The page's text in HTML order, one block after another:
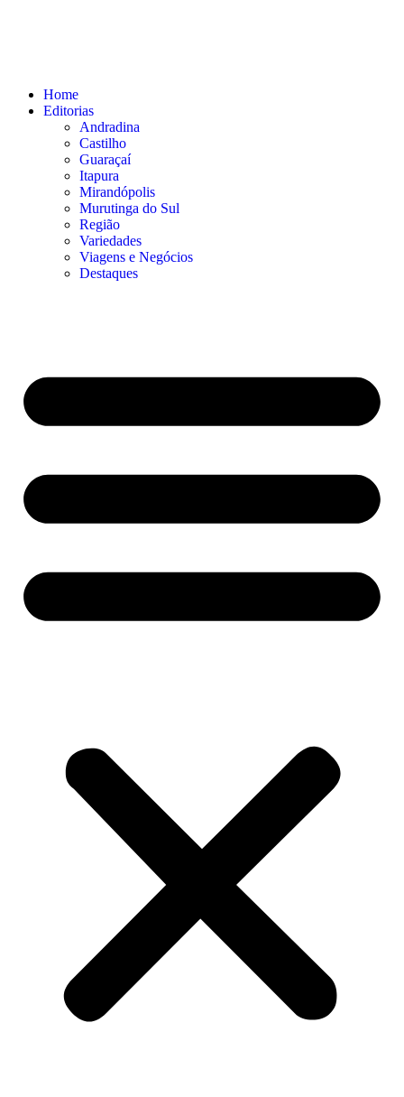
Home
Editorias
Andradina
Castilho
Guaraçaí
Itapura
Mirandópolis
Murutinga do Sul
Região
Variedades
Viagens e Negócios
Destaques